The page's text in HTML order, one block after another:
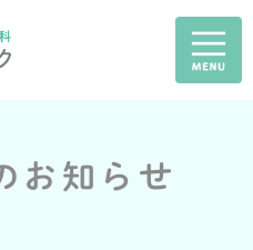
お知らせ